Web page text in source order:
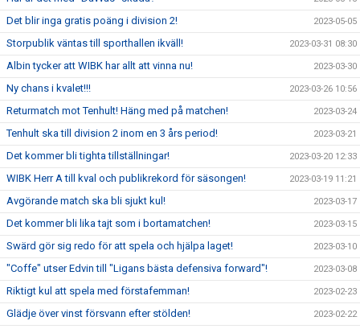
Det blir inga gratis poäng i division 2! 2023-05-05
Storpublik väntas till sporthallen ikväll! 2023-03-31 08:30
Albin tycker att WIBK har allt att vinna nu! 2023-03-30
Ny chans i kvalet!!! 2023-03-26 10:56
Returmatch mot Tenhult! Häng med på matchen! 2023-03-24
Tenhult ska till division 2 inom en 3 års period! 2023-03-21
Det kommer bli tighta tillställningar! 2023-03-20 12:33
WIBK Herr A till kval och publikrekord för säsongen! 2023-03-19 11:21
Avgörande match ska bli sjukt kul! 2023-03-17
Det kommer bli lika tajt som i bortamatchen! 2023-03-15
Swärd gör sig redo för att spela och hjälpa laget! 2023-03-10
"Coffe" utser Edvin till "Ligans bästa defensiva forward"! 2023-03-08
Riktigt kul att spela med förstafemman! 2023-02-23
Glädje över vinst försvann efter stölden! 2023-02-22